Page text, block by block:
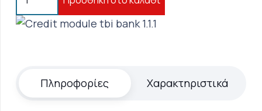
355
Σύνθλιψης
Πληροφορίες Χαρακτηριστικά